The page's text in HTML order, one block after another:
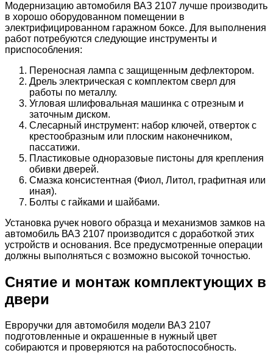
Модернизацию автомобиля ВАЗ 2107 лучше производить
в хорошо оборудованном помещении в
электрифицированном гаражном боксе. Для выполнения
работ потребуются следующие инструменты и
приспособления:
Переносная лампа с защищенным дефлектором.
Дрель электрическая с комплектом сверл для
работы по металлу.
Угловая шлифовальная машинка с отрезным и
заточным диском.
Слесарный инструмент: набор ключей, отверток с
крестообразным или плоским наконечником,
пассатижи.
Пластиковые одноразовые пистоны для крепления
обивки дверей.
Смазка консистентная (Фиол, Литол, графитная или
иная).
Болты с гайками и шайбами.
Установка ручек нового образца и механизмов замков на
автомобиль ВАЗ 2107 производится с доработкой этих
устройств и основания. Все предусмотренные операции
должны выполняться с возможно высокой точностью.
Снятие и монтаж комплектующих в
двери
Евроручки для автомобиля модели ВАЗ 2107
подготовленные и окрашенные в нужный цвет
собираются и проверяются на работоспособность.